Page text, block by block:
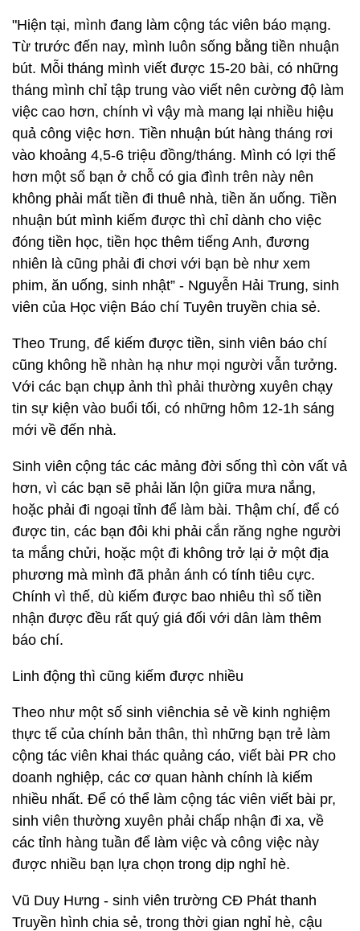
"Hiện tại, mình đang làm cộng tác viên báo mạng.
Từ trước đến nay, mình luôn sống bằng tiền nhuận
bút. Mỗi tháng mình viết được 15-20 bài, có những
tháng mình chỉ tập trung vào viết nên cường độ làm
việc cao hơn, chính vì vậy mà mang lại nhiều hiệu
quả công việc hơn. Tiền nhuận bút hàng tháng rơi
vào khoảng 4,5-6 triệu đồng/tháng. Mình có lợi thế
hơn một số bạn ở chỗ có gia đình trên này nên
không phải mất tiền đi thuê nhà, tiền ăn uống. Tiền
nhuận bút mình kiếm được thì chỉ dành cho việc
đóng tiền học, tiền học thêm tiếng Anh, đương
nhiên là cũng phải đi chơi với bạn bè như xem
phim, ăn uống, sinh nhật” - Nguyễn Hải Trung, sinh
viên của Học viện Báo chí Tuyên truyền chia sẻ.
Theo Trung, để kiếm được tiền, sinh viên báo chí
cũng không hề nhàn hạ như mọi người vẫn tưởng.
Với các bạn chụp ảnh thì phải thường xuyên chạy
tin sự kiện vào buổi tối, có những hôm 12-1h sáng
mới về đến nhà.
Sinh viên cộng tác các mảng đời sống thì còn vất vả
hơn, vì các bạn sẽ phải lăn lộn giữa mưa nắng,
hoặc phải đi ngoại tỉnh để làm bài. Thậm chí, để có
được tin, các bạn đôi khi phải cắn răng nghe người
ta mắng chửi, hoặc một đi không trở lại ở một địa
phương mà mình đã phản ánh có tính tiêu cực.
Chính vì thế, dù kiếm được bao nhiêu thì số tiền
nhận được đều rất quý giá đối với dân làm thêm
báo chí.
Linh động thì cũng kiếm được nhiều
Theo như một số sinh viênchia sẻ về kinh nghiệm
thực tế của chính bản thân, thì những bạn trẻ làm
cộng tác viên khai thác quảng cáo, viết bài PR cho
doanh nghiệp, các cơ quan hành chính là kiếm
nhiều nhất. Để có thể làm cộng tác viên viết bài pr,
sinh viên thường xuyên phải chấp nhận đi xa, về
các tỉnh hàng tuần để làm việc và công việc này
được nhiều bạn lựa chọn trong dịp nghỉ hè.
Vũ Duy Hưng - sinh viên trường CĐ Phát thanh
Truyền hình chia sẻ, trong thời gian nghỉ hè, cậu